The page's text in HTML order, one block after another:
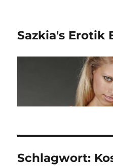
Sazkia's Erotik
Schlagwort: